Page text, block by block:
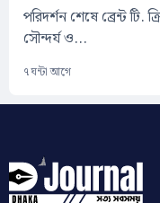
পরিদর্শন শেষে ব্রেন্ট টি.
সৌন্দর্য ও...
৭ ঘন্টা আগে